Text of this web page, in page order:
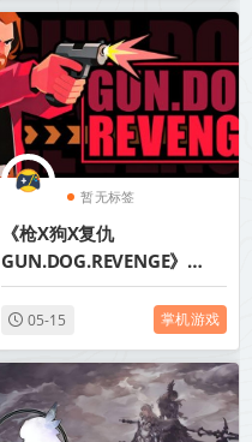
暂无标签
《枪X狗X复仇
GUN.DOG.REVENGE》
Build.22543538-免安装中
文版丨中文版网盘下载
05-15 掌机游戏